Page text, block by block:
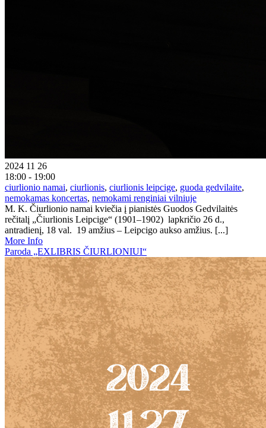
2024 11 26
18:00 - 19:00
ciurlionio namai, ciurlionis, ciurlionis leipcige, guoda gedvilaite,
nemokamas koncertas, nemokami renginiai vilniuje
M. K. Čiurlionio namai kviečia į pianistės Guodos Gedvilaitės
rečitalį „Čiurlionis Leipcige“ (1901–1902) lapkričio 26 d.,
antradienį, 18 val. 19 amžius – Leipcigo aukso amžius. [...]
More Info
Paroda „EXLIBRIS ČIURLIONIUI“